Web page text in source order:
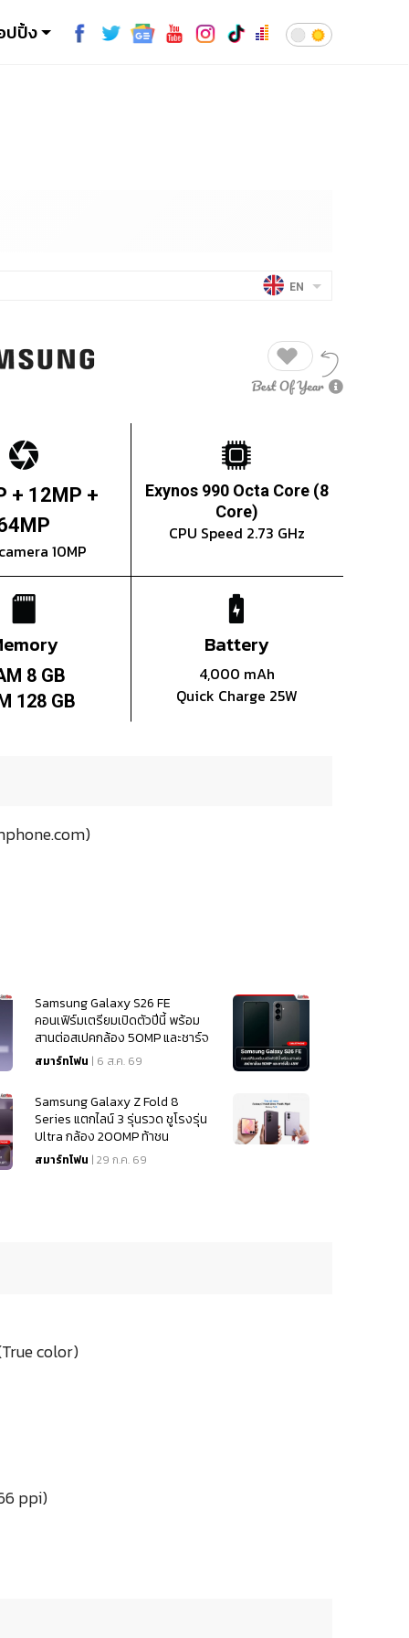
ปปิ้ง
EN
+ 12MP +
10MP
Exynos 990 Octa Core (8
Core)
CPU Speed 2.73 GHz
8 GB
128 GB
Battery
4,000 mAh
Quick Charge 25W
Samsung Galaxy S26 FE
คอนเฟิร์มเตรียมเปิดตัวปีนี้ พร้อม
สานต่อสเปคกล้อง 50MP และชาร์จ
ไว 45W
สมาร์ทโฟน | 6 ส.ค. 69
Samsung Galaxy Z Fold 8
Series แตกไลน์ 3 รุ่นรวด ชูโรงรุ่น
Ultra กล้อง 200MP ท้าชน
iPhone 18
สมาร์ทโฟน | 29 ก.ค. 69
color)
ppi)